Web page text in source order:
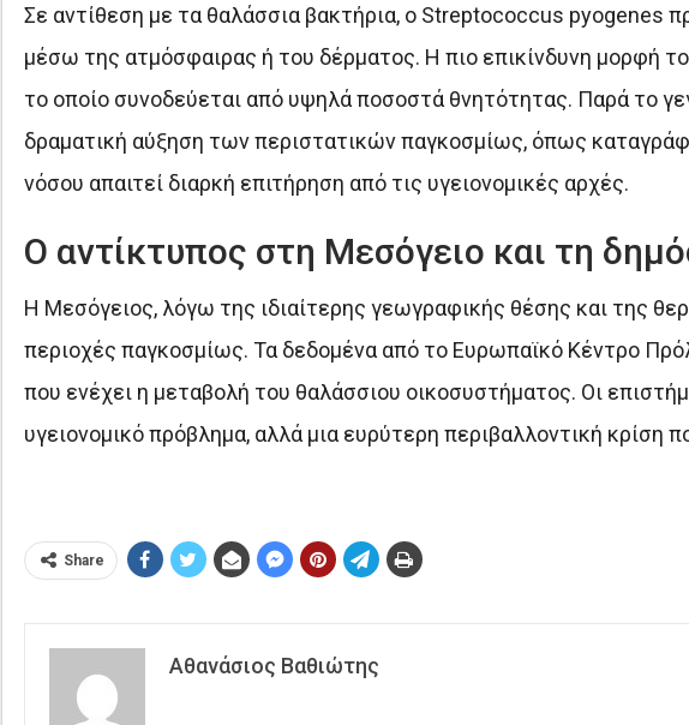
Σε αντίθεση με τα θαλάσσια βακτήρια, ο Streptococcus pyogenes
μέσω της ατμόσφαιρας ή του δέρματος. Η πιο επικίνδυνη μορφή
το οποίο συνοδεύεται από υψηλά ποσοστά θνητότητας. Παρά το
δραματική αύξηση των περιστατικών παγκοσμίως, όπως
νόσου απαιτεί διαρκή επιτήρηση από τις υγειονομικές αρχές.
Ο αντίκτυπος στη Μεσόγειο και τη
Η Μεσόγειος, λόγω της ιδιαίτερης γεωγραφικής θέσης και της
περιοχές παγκοσμίως. Τα δεδομένα από το Ευρωπαϊκό Κέντρο
που ενέχει η μεταβολή του θαλάσσιου οικοσυστήματος. Οι
υγειονομικό πρόβλημα, αλλά μια ευρύτερη περιβαλλοντική κρίση
Share
Αθανάσιος Βαθιώτης